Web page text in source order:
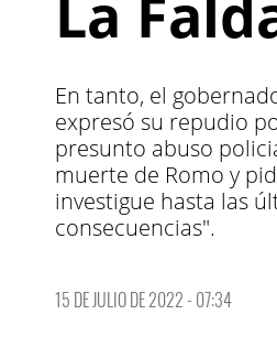
En tanto, el
expresó su repudio
presunto abuso
muerte de Romo y
investigue hasta las
consecuencias".
15 DE JULIO DE 2022 - 07:34